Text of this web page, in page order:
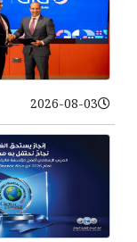
2026-08-03